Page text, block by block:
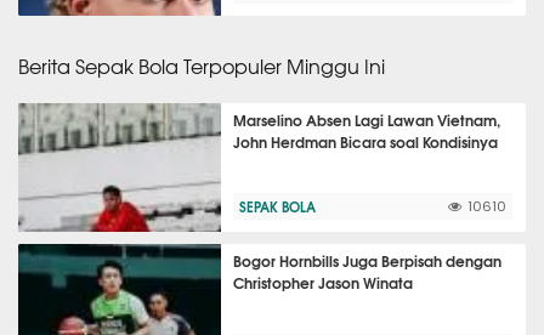
Berita Sepak Bola Terpopuler Minggu Ini
Marselino Absen Lagi Lawan Vietnam,
John Herdman Bicara soal Kondisinya
SEPAK BOLA 10610
Bogor Hornbills Juga Berpisah dengan
Christopher Jason Winata